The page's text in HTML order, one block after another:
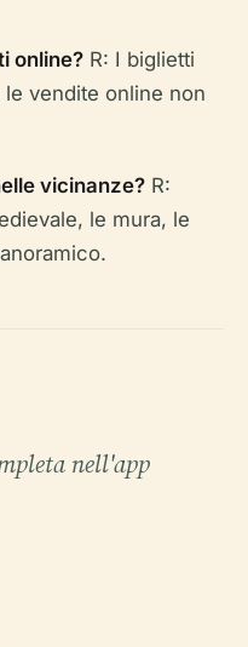
online? R: I biglietti
vendite online non
vicinanze? R:
le mura, le
nell'app